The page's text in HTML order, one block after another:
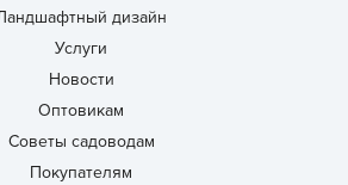
дизайн
Услуги
Новости
Оптовикам
Советы садоводам
Покупателям